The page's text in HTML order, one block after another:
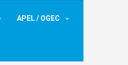
APEL / OGEC